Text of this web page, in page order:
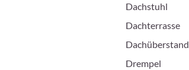
Dachstuhl
Dachterrasse
Dachüberstand
Drempel